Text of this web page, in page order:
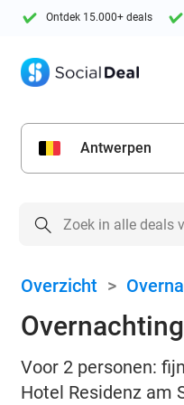
Ontdek 15.000+ deals
Antwerpen
Overzicht >
Voor 2 personen:
Hotel Residenz am